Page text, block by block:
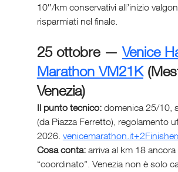
10″/km conservativi all’inizio
risparmiati nel finale.
25 ottobre — Venice
Marathon VM21K
Venezia)
Il punto tecnico: domenica 25/10,
(da Piazza Ferretto), regolamento
2026. venicemarathon.it
Cosa conta: arriva al km 18 ancora
“coordinato”. Venezia non è solo